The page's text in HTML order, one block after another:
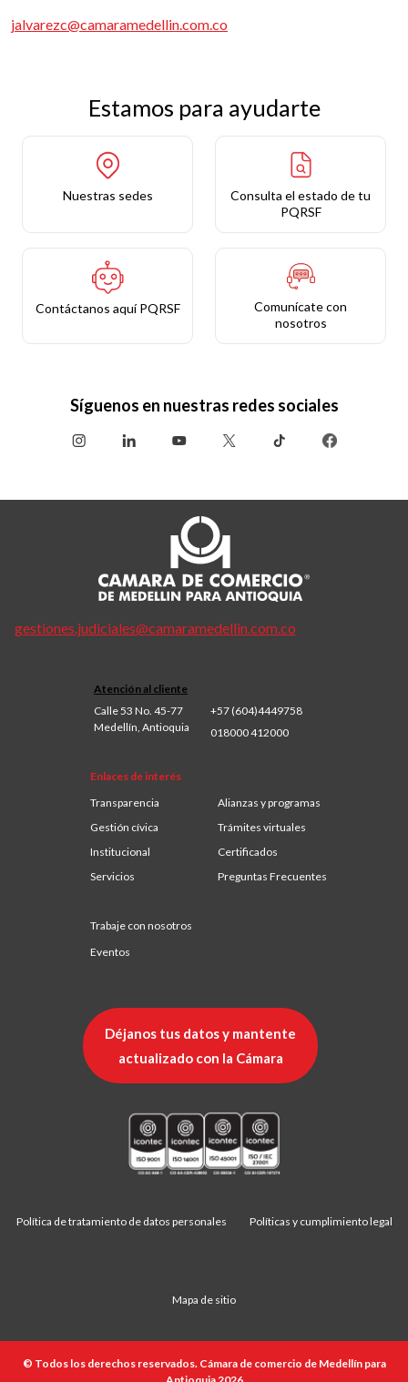
jalvarezc@camaramedellin.com.co
Estamos para ayudarte
Nuestras sedes
Consulta el estado de tu
PQRSF
Contáctanos aquí PQRSF
Comunícate con
nosotros
Síguenos en nuestras redes sociales
gestiones.judiciales@camaramedellin.com.co
Atención al cliente
Calle 53 No. 45-77
Medellín, Antioquia
+57 (604)4449758
018000 412000
Enlaces de interés
Transparencia
Alianzas y programas
Gestión cívica
Trámites virtuales
Institucional
Certificados
Servicios
Preguntas Frecuentes
Trabaje con nosotros
Eventos
Déjanos tus datos y mantente
actualizado con la Cámara
Política de tratamiento de datos personales Políticas y cumplimiento legal
Mapa de sitio
© Todos los derechos reservados. Cámara de comercio de Medellín para